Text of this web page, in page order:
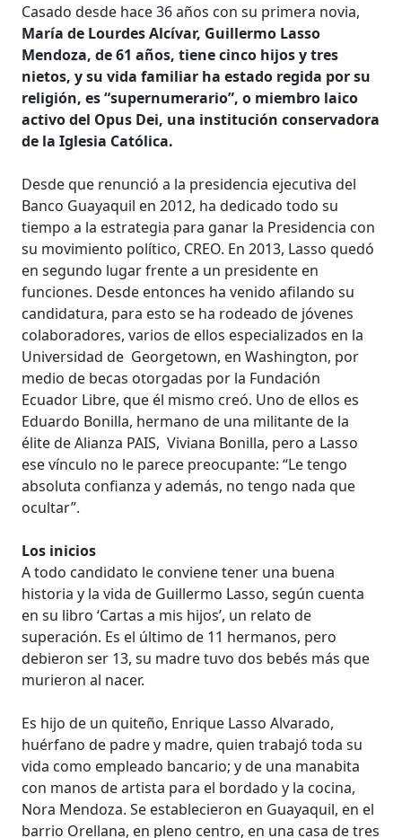
Casado desde hace 36 años con su primera novia,
María de Lourdes Alcívar, Guillermo Lasso
Mendoza, de 61 años, tiene cinco hijos y tres
nietos, y su vida familiar ha estado regida por su
religión, es “supernumerario”, o miembro laico
activo del Opus Dei, una institución conservadora
de la Iglesia Católica.
Desde que renunció a la presidencia ejecutiva del
Banco Guayaquil en 2012, ha dedicado todo su
tiempo a la estrategia para ganar la Presidencia con
su movimiento político, CREO. En 2013, Lasso quedó
en segundo lugar frente a un presidente en
funciones. Desde entonces ha venido afilando su
candidatura, para esto se ha rodeado de jóvenes
colaboradores, varios de ellos especializados en la
Universidad de Georgetown, en Washington, por
medio de becas otorgadas por la Fundación
Ecuador Libre, que él mismo creó. Uno de ellos es
Eduardo Bonilla, hermano de una militante de la
élite de Alianza PAIS, Viviana Bonilla, pero a Lasso
ese vínculo no le parece preocupante: “Le tengo
absoluta confianza y además, no tengo nada que
ocultar”.
Los inicios
A todo candidato le conviene tener una buena
historia y la vida de Guillermo Lasso, según cuenta
en su libro ‘Cartas a mis hijos’, un relato de
superación. Es el último de 11 hermanos, pero
debieron ser 13, su madre tuvo dos bebés más que
murieron al nacer.
Es hijo de un quiteño, Enrique Lasso Alvarado,
huérfano de padre y madre, quien trabajó toda su
vida como empleado bancario; y de una manabita
con manos de artista para el bordado y la cocina,
Nora Mendoza. Se establecieron en Guayaquil, en el
barrio Orellana, en pleno centro, en una casa de tres